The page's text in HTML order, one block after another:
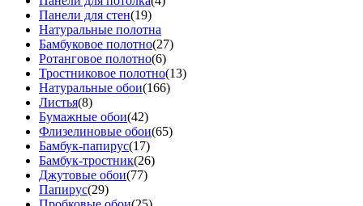
Панели для стен(19)
Натуральные полотна
Бамбуковое полотно(27)
Ротанговое полотно(6)
Тростниковое полотно(13)
Натуральные обои(166)
Листья(8)
Бумажные обои(42)
Флизелиновые обои(65)
Бамбук-папирус(17)
Бамбук-тростник(26)
Джутовые обои(77)
Папирус(29)